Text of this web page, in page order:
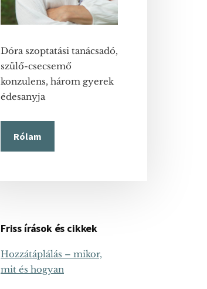
Dóra szoptatási tanácsadó,
szülő-csecsemő
konzulens, három gyerek
édesanyja
Rólam
Friss írások és cikkek
Hozzátáplálás – mikor,
mit és hogyan